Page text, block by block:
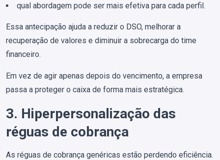
qual abordagem pode ser mais efetiva para cada perfil.
Essa antecipação ajuda a reduzir o DSO, melhorar a
recuperação de valores e diminuir a sobrecarga do time
financeiro.
Em vez de agir apenas depois do vencimento, a empresa
passa a proteger o caixa de forma mais estratégica.
3. Hiperpersonalização das
réguas de cobrança
As réguas de cobrança genéricas estão perdendo eficiência.